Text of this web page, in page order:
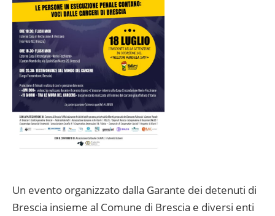
Un evento organizzato dalla Garante dei detenuti di
Brescia insieme al Comune di Brescia e diversi enti